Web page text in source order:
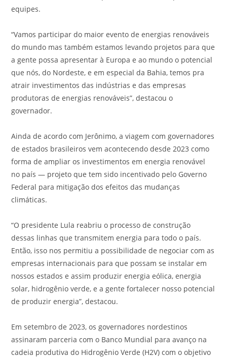
equipes.
“Vamos participar do maior evento de energias renováveis
do mundo mas também estamos levando projetos para que
a gente possa apresentar à Europa e ao mundo o potencial
que nós, do Nordeste, e em especial da Bahia, temos pra
atrair investimentos das indústrias e das empresas
produtoras de energias renováveis”, destacou o
governador.
Ainda de acordo com Jerônimo, a viagem com governadores
de estados brasileiros vem acontecendo desde 2023 como
forma de ampliar os investimentos em energia renovável
no país — projeto que tem sido incentivado pelo Governo
Federal para mitigação dos efeitos das mudanças
climáticas.
“O presidente Lula reabriu o processo de construção
dessas linhas que transmitem energia para todo o país.
Então, isso nos permitiu a possibilidade de negociar com as
empresas internacionais para que possam se instalar em
nossos estados e assim produzir energia eólica, energia
solar, hidrogênio verde, e a gente fortalecer nosso potencial
de produzir energia”, destacou.
Em setembro de 2023, os governadores nordestinos
assinaram parceria com o Banco Mundial para avanço na
cadeia produtiva do Hidrogênio Verde (H2V) com o objetivo